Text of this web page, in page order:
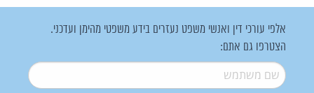
אלפי עורכי דין ואנשי משפט נעזרים בידע משפטי מהימן ועדכני.
הצטרפו גם אתם:
שם משתמש*